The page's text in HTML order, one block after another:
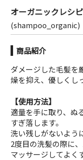
オーガニックレシ
(shampoo_organic)
商品紹介
ダメージした毛髪を
燥を抑え、優しくし
【使用方法】
適量を手に取り、ぬ
すぎ落します。
洗い残しがないよう
2度目の洗髪の際に
マッサージしてよく